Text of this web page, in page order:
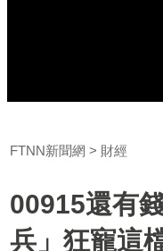
FTNN新聞網 財經
00915還有
兵」狂寵這